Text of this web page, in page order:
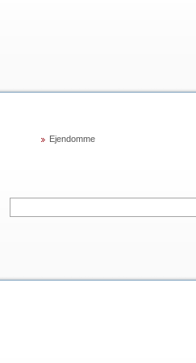
Ejendomme